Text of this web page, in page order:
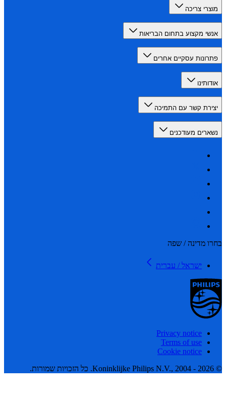
צריכה
מקצוע בתחום הבריאות
עסקיים אחרים
קשר עם התמיכה
מעודכנים
מדינה / שפה
ישראל / עברית
Privacy notice
Terms of use
Cookie notice